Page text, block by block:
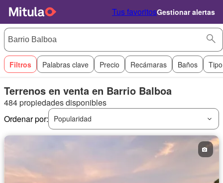
Tus favoritosGestionar alertas
Filtros Palabras clave Precio Recámaras Baños
Terrenos en venta en Barrio Balboa
484 propiedades disponibles
Ordenar por:
Popularidad